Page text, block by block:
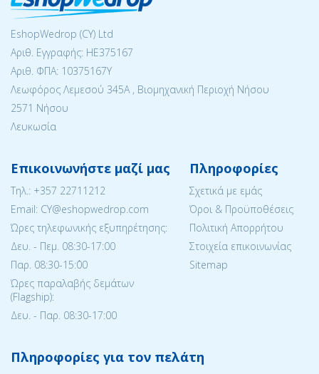
EshopWedrop (CY) Ltd
Αριθ. Εγγραφής: ΗΕ375167
Αριθ. ΦΠΑ: 10375167Y
Λεωφόρος Λεμεσού 345Α , Βιομηχανική Περιοχή Νήσου
2571 Νήσου
Λευκωσία
Επικοινωνήστε μαζί μας
Tηλ.: +357 22711212
Email: CY@eshopwedrop.com
Ώρες τηλεφωνικής εξυπηρέτησης:
Δευ. - Πεμ. 08:30-17:00
Παρ. 08:30-15:΄00
Ώρες παραλαβής δεμάτων
(Flagship):
Δευ. - Παρ. 08:30-17:00
Πληροφορίες
Σχετικά με εμάς
Όροι & Προϋποθέσεις
Πολιτική Απορρήτου
Στοιχεία επικοινωνίας
Sitemap
Πληροφορίες για τον πελάτη